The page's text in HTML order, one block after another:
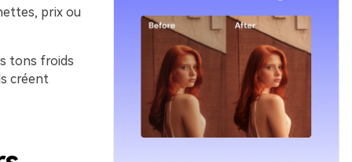
prix ou
tons froids
créent